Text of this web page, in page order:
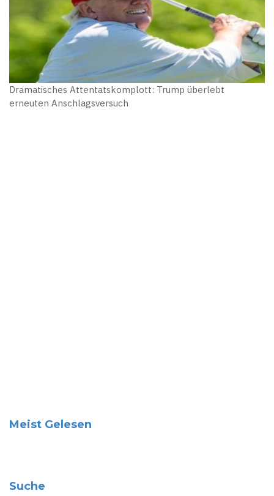
Dramatisches Attentatskomplott: Trump überlebt
erneuten Anschlagsversuch
Meist Gelesen
Suche